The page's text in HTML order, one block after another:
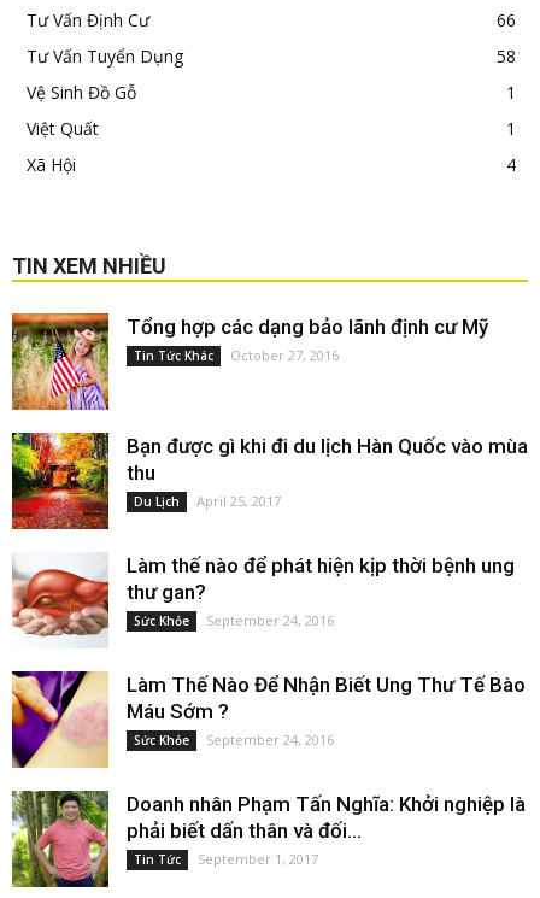
Tư Vấn Định Cư
66
Tư Vấn Tuyển Dụng
58
Vệ Sinh Đồ Gỗ
1
Việt Quất
1
Xã Hội
4
TIN XEM NHIỀU
Tổng hợp các dạng bảo lãnh định cư Mỹ
Tin Tức Khác October 27, 2016
Bạn được gì khi đi du lịch Hàn Quốc vào mùa
thu
Du Lịch April 25, 2017
Làm thế nào để phát hiện kịp thời bệnh ung
thư gan?
Sức Khỏe September 24, 2016
Làm Thế Nào Để Nhận Biết Ung Thư Tế Bào
Máu Sớm ?
Sức Khỏe September 24, 2016
Doanh nhân Phạm Tấn Nghĩa: Khởi nghiệp là
phải biết dấn thân và đối...
Tin Tức September 1, 2017